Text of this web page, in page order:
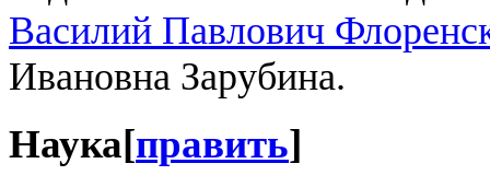
Василий Павлович
Ивановна Зарубина.
Наука[править]